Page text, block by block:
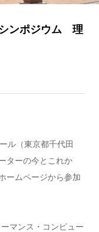
シンポジウム 理
ル（東京都千代田
ターの今とこれか
ームページから参加
マンス・コンピュー